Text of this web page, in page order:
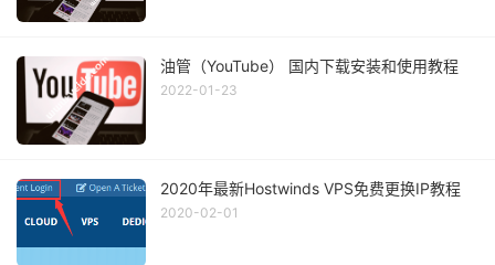
油管（YouTube） 国内下载安装和使用教程
2022-01-23
2020年最新Hostwinds VPS免费更换IP教程
2020-02-01